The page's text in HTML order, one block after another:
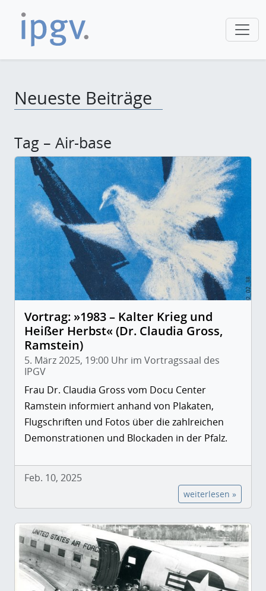
Neueste Beiträge
Tag – Air-base
Vortrag: »1983 – Kalter Krieg und
Heißer Herbst« (Dr. Claudia Gross,
Ramstein)
5. März 2025, 19:00 Uhr im Vortragssaal des
IPGV
Frau Dr. Claudia Gross vom Docu Center
Ramstein informiert anhand von Plakaten,
Flugschriften und Fotos über die zahlreichen
Demonstrationen und Blockaden in der Pfalz.
Feb. 10, 2025
weiterlesen »